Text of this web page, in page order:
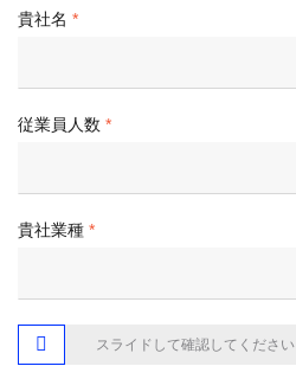
貴社名
従業員人数
貴社業種
 スライドして確認してください